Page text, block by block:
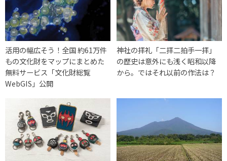
活用の幅広そう！全国 約61万件
もの文化財をマップにまとめた
無料サービス「文化財総覧
WebGIS」公開
神社の拝礼「二拝二拍手一拝」
の歴史は意外にも浅く昭和以降
から。ではそれ以前の作法は？